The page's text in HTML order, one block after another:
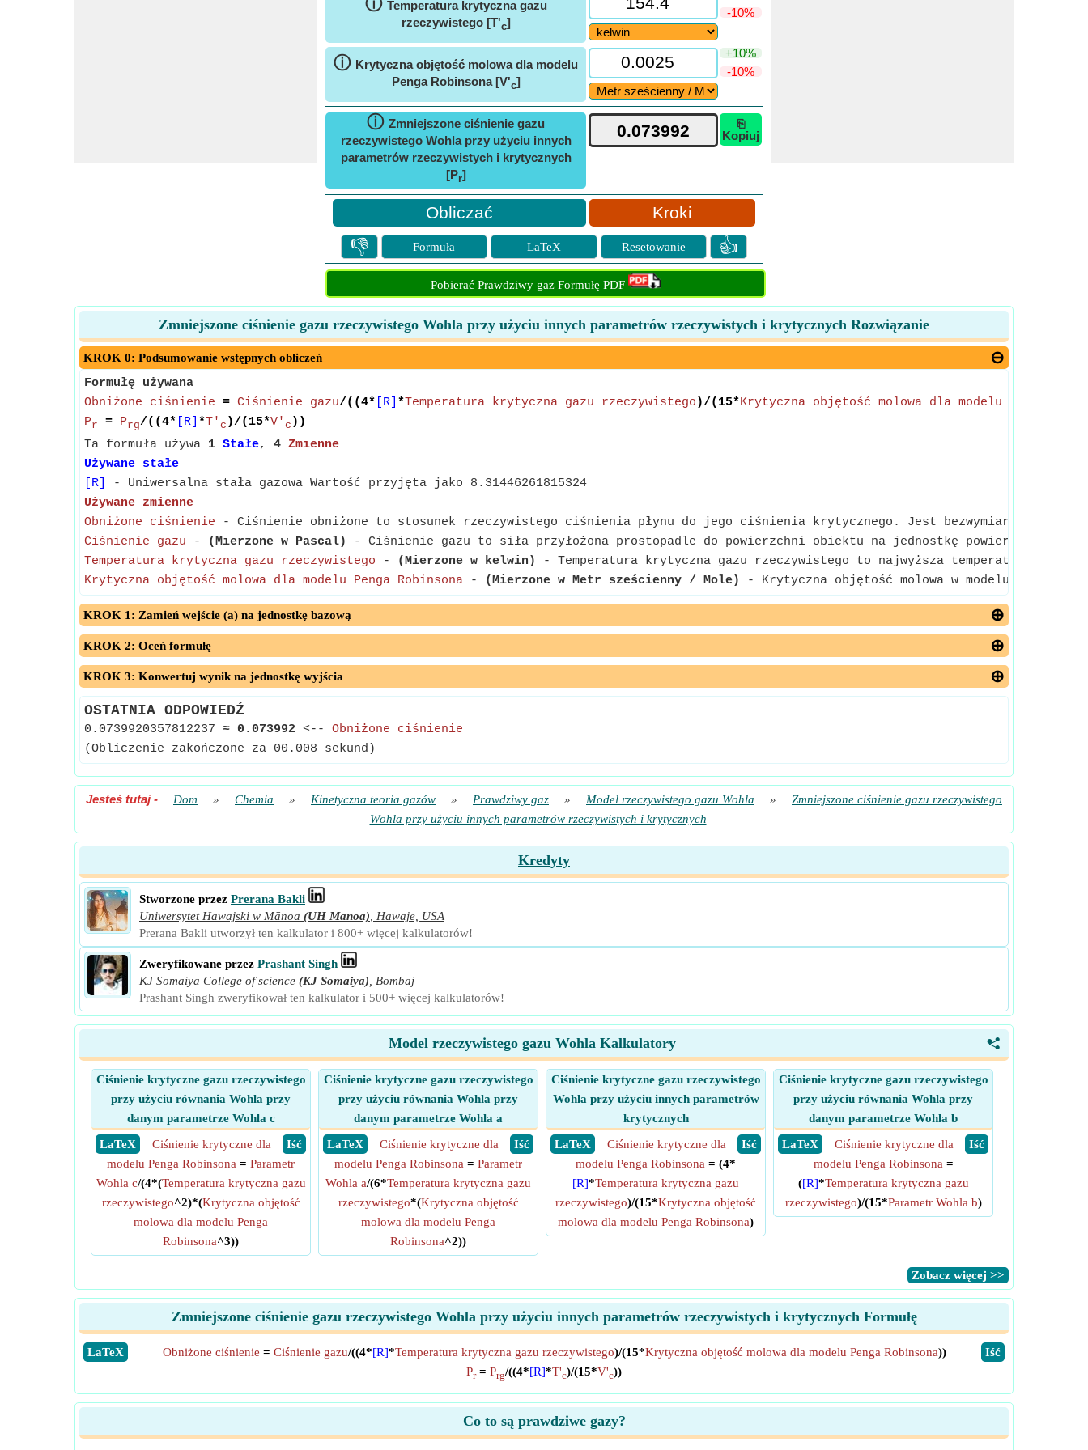
Temperatura krytyczna gazu
rzeczywistego [T'c]
-10%
ⓘ Krytyczna objętość molowa dla modelu
Penga Robinsona [V'c]
+10%
-10%
ⓘ Zmniejszone ciśnienie gazu
rzeczywistego Wohla przy użyciu innych
parametrów rzeczywistych i krytycznych
[Pr]
⎘
Kopiuj
Kroki
👎 Formuła LaTeX Resetowanie 👍
Pobierać Prawdziwy gaz Formułę PDF
Zmniejszone ciśnienie gazu rzeczywistego Wohla przy użyciu innych parametrów rzeczywistych i krytycznych Rozwiązanie
KROK 0: Podsumowanie wstępnych obliczeń
Formułę używana
Obniżone ciśnienie = Ciśnienie gazu/((4* [R] *Temperatura krytyczna gazu rzeczywistego )/(15*Krytyczna objętość molowa dla modelu Penga
Pr = Prg/((4* [R] *T' c )/(15*V' c ))
Ta formuła używa 1 Stałe, 4 Zmienne
Używane stałe
[R]
- Uniwersalna stała gazowa Wartość przyjęta jako 8.31446261815324
Używane zmienne
Obniżone ciśnienie - Ciśnienie obniżone to stosunek rzeczywistego ciśnienia płynu do jego ciśnienia krytycznego. Jest bezwymiarowe.
Ciśnienie gazu - (Mierzone w Pascal)
- Ciśnienie gazu to siła przyłożona prostopadle do powierzchni obiektu na jednostkę powierzchni,
Temperatura krytyczna gazu rzeczywistego - (Mierzone w kelwin)
- Temperatura krytyczna gazu rzeczywistego to najwyższa temperatura, w
Krytyczna objętość molowa dla modelu Penga Robinsona - (Mierzone w Metr sześcienny / Mole) - Krytyczna objętość molowa w modelu Penga
KROK 1: Zamień wejście (a) na jednostkę bazową
KROK 2: Oceń formułę
KROK 3: Konwertuj wynik na jednostkę wyjścia
OSTATNIA ODPOWIEDŹ
0.0739920357812237 ≈ 0.073992 <-- Obniżone ciśnienie
(Obliczenie zakończone za 00.008 sekund)
Jesteś tutaj- Dom » Chemia » Kinetyczna teoria gazów » Prawdziwy gaz » Model rzeczywistego gazu Wohla »
Zmniejszone ciśnienie gazu rzeczywistego
Wohla przy użyciu innych parametrów rzeczywistych i krytycznych
Kredyty
Stworzone przez Prerana Bakli
Uniwersytet Hawajski w Mānoa (UH Manoa)
Hawaje, USA
Prerana Bakli utworzył ten kalkulator i 800+ więcej kalkulatorów!
Zweryfikowane przez Prashant Singh
KJ Somaiya College of science (KJ Somaiya)
Bombaj
Prashant Singh zweryfikował ten kalkulator i 500+ więcej kalkulatorów!
<
Model rzeczywistego gazu Wohla Kalkulatory
Ciśnienie krytyczne gazu rzeczywistego
przy użyciu równania Wohla przy
danym parametrze Wohla c
​ LaTeX
​ Iść
Ciśnienie krytyczne dla
modelu Penga Robinsona = Parametr
Wohla c/(4*(Temperatura krytyczna gazu
rzeczywistego^2)*(Krytyczna objętość
molowa dla modelu Penga
Robinsona^3))
Ciśnienie krytyczne gazu rzeczywistego
przy użyciu równania Wohla przy
danym parametrze Wohla a
​ LaTeX
​ Iść
Ciśnienie krytyczne dla
modelu Penga Robinsona = Parametr
Wohla a/(6*Temperatura krytyczna gazu
rzeczywistego*(Krytyczna objętość
molowa dla modelu Penga
Robinsona^2))
Ciśnienie krytyczne gazu rzeczywistego
Wohla przy użyciu innych parametrów
krytycznych
​ LaTeX
​ Iść
Ciśnienie krytyczne dla
modelu Penga Robinsona = (4*
[R]*Temperatura krytyczna gazu
rzeczywistego)/(15*Krytyczna objętość
molowa dla modelu Penga Robinsona)
Ciśnienie krytyczne gazu rzeczywistego
przy użyciu równania Wohla przy
danym parametrze Wohla b
​ LaTeX
​ Iść
Ciśnienie krytyczne dla
modelu Penga Robinsona =
([R]*Temperatura krytyczna gazu
rzeczywistego)/(15*Parametr Wohla b)
​Zobacz więcej >>
Zmniejszone ciśnienie gazu rzeczywistego Wohla przy użyciu innych parametrów rzeczywistych i krytycznych Formułę
​LaTeX ​Iść
Obniżone ciśnienie = Ciśnienie gazu/((4*[R]*Temperatura krytyczna gazu rzeczywistego)/(15*Krytyczna objętość molowa dla modelu Penga Robinsona))
Pr= Prg/((4*[R]*T'c)/(15*V'c))
Co to są prawdziwe gazy?